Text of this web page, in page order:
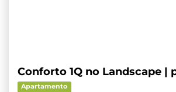
Conforto 1Q no Landscape |
Apartamento